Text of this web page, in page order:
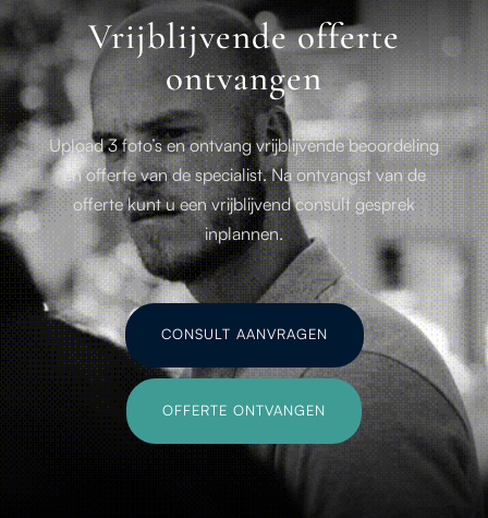
Vrijblijvende offerte
ontvangen
Upload 3 foto’s en ontvang vrijblijvende beoordeling
en offerte van de specialist. Na ontvangst van de
offerte kunt u een vrijblijvend consult gesprek
inplannen.
CONSULT AANVRAGEN
OFFERTE ONTVANGEN